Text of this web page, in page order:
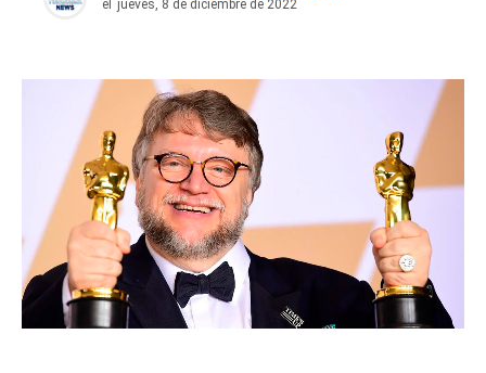
el
jueves, 8 de diciembre de 2022